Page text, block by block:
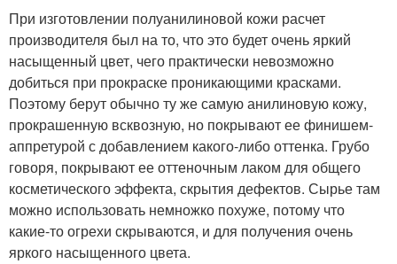
При изготовлении полуанилиновой кожи расчет
производителя был на то, что это будет очень яркий
насыщенный цвет, чего практически невозможно
добиться при прокраске проникающими красками.
Поэтому берут обычно ту же самую анилиновую кожу,
прокрашенную всквозную, но покрывают ее финишем-
аппретурой с добавлением какого-либо оттенка. Грубо
говоря, покрывают ее оттеночным лаком для общего
косметического эффекта, скрытия дефектов. Сырье там
можно использовать немножко похуже, потому что
какие-то огрехи скрываются, и для получения очень
яркого насыщенного цвета.